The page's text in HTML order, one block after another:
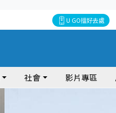
U GO搵好去處
社會 影片專區